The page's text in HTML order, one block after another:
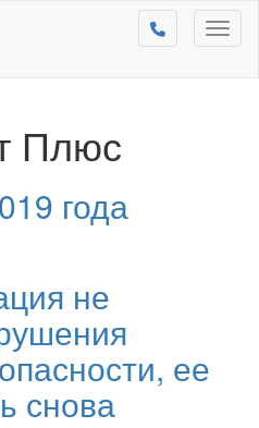
Плюс
года
не
ее
снова